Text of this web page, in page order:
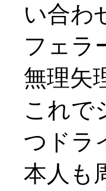
い合わ
フェラ
無理矢
これで
つドラ
本人も